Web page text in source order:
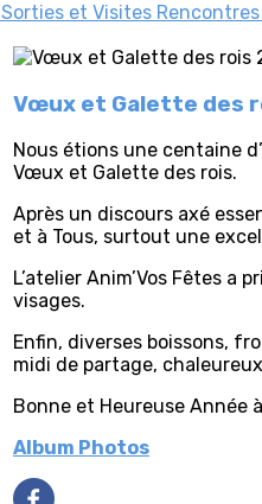
Sorties et Visites Rencontres
Vœux et Galette des
Nous étions une centaine
Vœux et Galette des rois.
Après un discours axé
et à Tous, surtout une
L’atelier Anim’Vos Fêtes
visages.
Enfin, diverses boissons,
midi de partage,
Bonne et Heureuse Année
Album Photos